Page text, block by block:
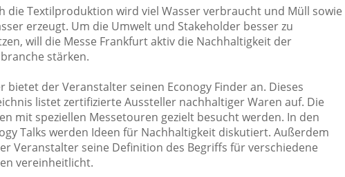
die Textilproduktion wird viel Wasser verbraucht und Müll sowie
erzeugt. Um die Umwelt und Stakeholder besser zu
will die Messe Frankfurt aktiv die Nachhaltigkeit der
stärken.
bietet der Veranstalter seinen Econogy Finder an. Dieses
listet zertifizierte Aussteller nachhaltiger Waren auf. Die
mit speziellen Messetouren gezielt besucht werden. In den
Talks werden Ideen für Nachhaltigkeit diskutiert. Außerdem
Veranstalter seine Definition des Begriffs für verschiedene
vereinheitlicht.